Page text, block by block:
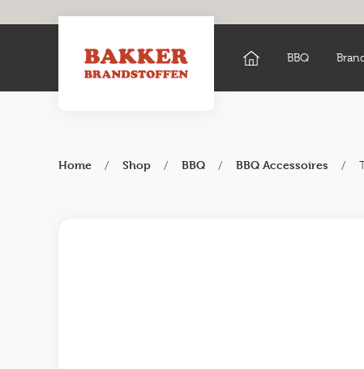
BBQ
Home / Shop / BBQ / BBQ Accessoires /